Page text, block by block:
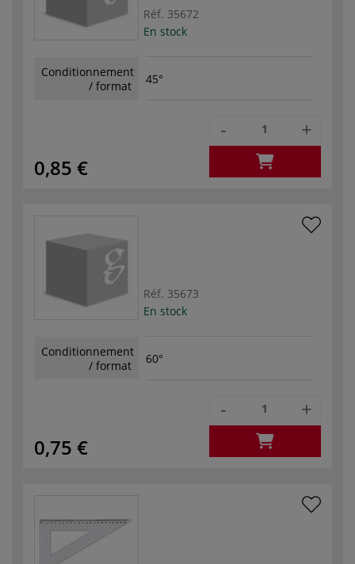
Réf. 35672
En stock
Conditionnement
/ format
45°
0,85 €
- +
Réf. 35673
En stock
Conditionnement
/ format
60°
0,75 €
- +